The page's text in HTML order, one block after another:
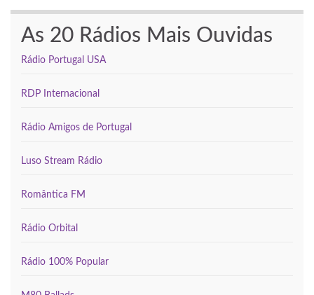
As 20 Rádios Mais Ouvidas
Rádio Portugal USA
RDP Internacional
Rádio Amigos de Portugal
Luso Stream Rádio
Romântica FM
Rádio Orbital
Rádio 100% Popular